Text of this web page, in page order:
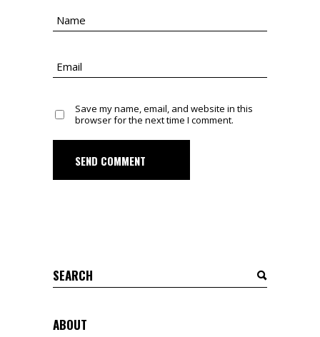
Save my name, email, and website in this
browser for the next time I comment.
SEND COMMENT
Search
for:
ABOUT